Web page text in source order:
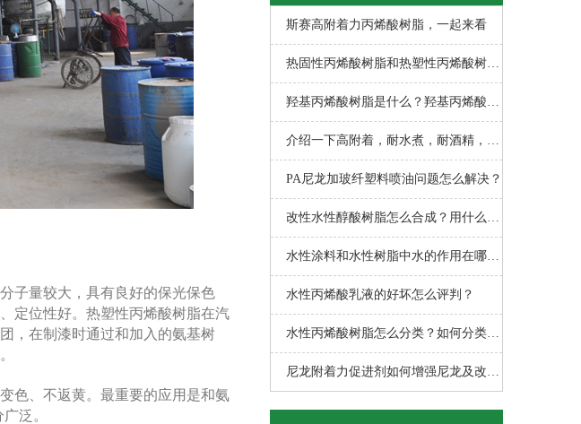
子量较大，具有良好的保光保色
定位性好。热塑性丙烯酸树脂在汽
，在制漆时通过和加入的氨基树
色、不返黄。最重要的应用是和氨
泛。
斯赛高附着力丙烯酸树脂，一起来看
热固性丙烯酸树脂和热塑性丙烯酸树脂
以
羟基丙烯酸树脂是什么？羟基丙烯酸树
脂
介绍一下高附着，耐水煮，耐酒精，玻
璃
PA尼龙加玻纤塑料喷油问题怎么解决？
改性水性醇酸树脂怎么合成？用什么方
法
水性涂料和水性树脂中水的作用在哪
里？
水性丙烯酸乳液的好坏怎么评判？
水性丙烯酸树脂怎么分类？如何分类？
大
尼龙附着力促进剂如何增强尼龙及改性
尼